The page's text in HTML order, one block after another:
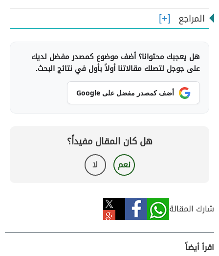
المراجع
هل يعجبك محتوانا؟ أضف موضوع كمصدر مفضل لديك
على جوجل لتصلك مقالاتنا أولاً بأول في نتائج البحث.
أضف كمصدر مفضل على Google
هل كان المقال مفيداً؟
نعم لا
شارك المقالة
اقرأ أيضاً